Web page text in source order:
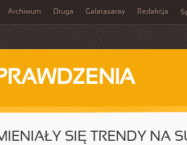
Archiwum Druga Galatasaray Redakcja
SIĘ TRENDY NA